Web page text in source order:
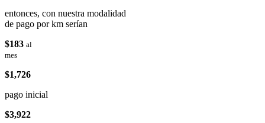
entonces, con nuestra modalidad
de pago por km serían
$183 al
mes
$1,726
pago inicial
$3,922